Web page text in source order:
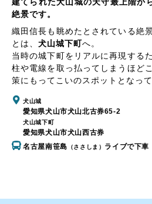
絶景です。
織田信長も眺めたとされている絶
とは、 犬山城下町へ。
当時の城下町をリアルに再現する
柱や電線を取っ払ってしまうほど
策にもってこいのスポットとなって
犬山城
愛知県犬山市犬山北古券65-2
犬山城下町
愛知県犬山市犬山西古券
名古屋南笹島 （ささしま） ライブで下車